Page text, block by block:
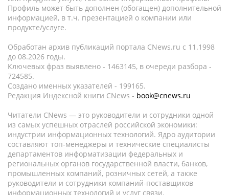
Профиль может быть дополнен (обогащен) дополнительной
информацией, в т.ч. презентацией о компании или
продукте/услуге.
Обработан архив публикаций портала CNews.ru c 11.1998
до 08.2026 годы.
Ключевых фраз выявлено - 1463145, в очереди разбора -
724585.
Создано именных указателей - 199165.
Редакция Индексной книги CNews - book@cnews.ru
Читатели CNews — это руководители и сотрудники одной
из самых успешных отраслей российской экономики:
индустрии информационных технологий. Ядро аудитории
составляют топ-менеджеры и технические специалисты
департаментов информатизации федеральных и
региональных органов государственной власти, банков,
промышленных компаний, розничных сетей, а также
руководители и сотрудники компаний-поставщиков
информационных технологий и услуг связи.